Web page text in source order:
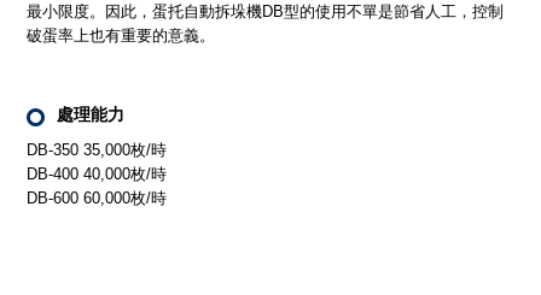
最小限度。因此，蛋托自動拆垛機DB型的使用不單是節省人工，控制
破蛋率上也有重要的意義。
處理能力
DB-350 35,000枚/時
DB-400 40,000枚/時
DB-600 60,000枚/時